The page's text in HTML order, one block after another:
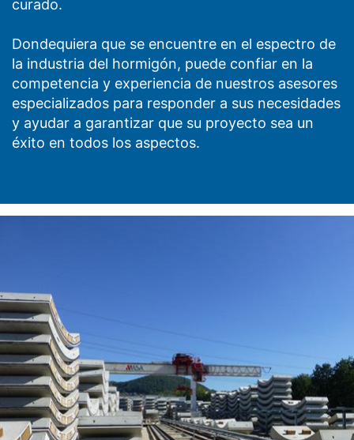
curado.
Dondequiera que se encuentre en el espectro de
la industria del hormigón, puede confiar en la
competencia y experiencia de nuestros asesores
especializados para responder a sus necesidades
y ayudar a garantizar que su proyecto sea un
éxito en todos los aspectos.